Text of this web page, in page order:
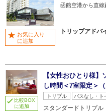
函館空港から直
トリップアドバ
お気に入り
に追加
比較BOX
に追加
【女性おひとり様
し時間＜7室限定＞
トリプル バスなし・ト
スタンダードトリプル